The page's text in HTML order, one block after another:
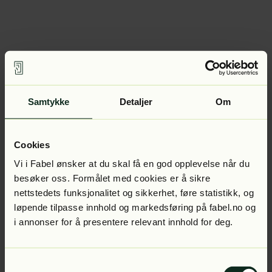
Samtykke Detaljer Om
Cookies
Vi i Fabel ønsker at du skal få en god opplevelse når du
besøker oss. Formålet med cookies er å sikre
nettstedets funksjonalitet og sikkerhet, føre statistikk, og
løpende tilpasse innhold og markedsføring på fabel.no og
i annonser for å presentere relevant innhold for deg.